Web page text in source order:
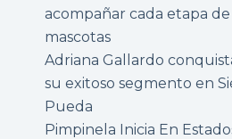
acompañar cada etapa de
mascotas
Adriana Gallardo
su exitoso segmento en
Pueda
Pimpinela Inicia En